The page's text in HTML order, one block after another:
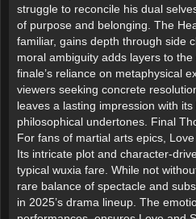
struggle to reconcile his dual
of purpose and belonging. The
familiar, gains depth through side
moral ambiguity adds layers to
finale’s reliance on metaphysical
viewers seeking concrete
leaves a lasting impression with
philosophical undertones. Final
For fans of martial arts epics,
Its intricate plot and character-
typical wuxia fare. While not
rare balance of spectacle and
in 2025’s drama lineup. The